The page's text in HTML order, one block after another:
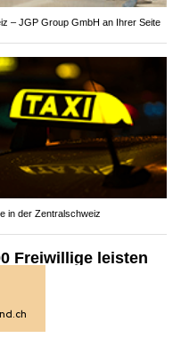
– JGP Group GmbH an Ihrer Seite
in der Zentralschweiz
Freiwillige leisten